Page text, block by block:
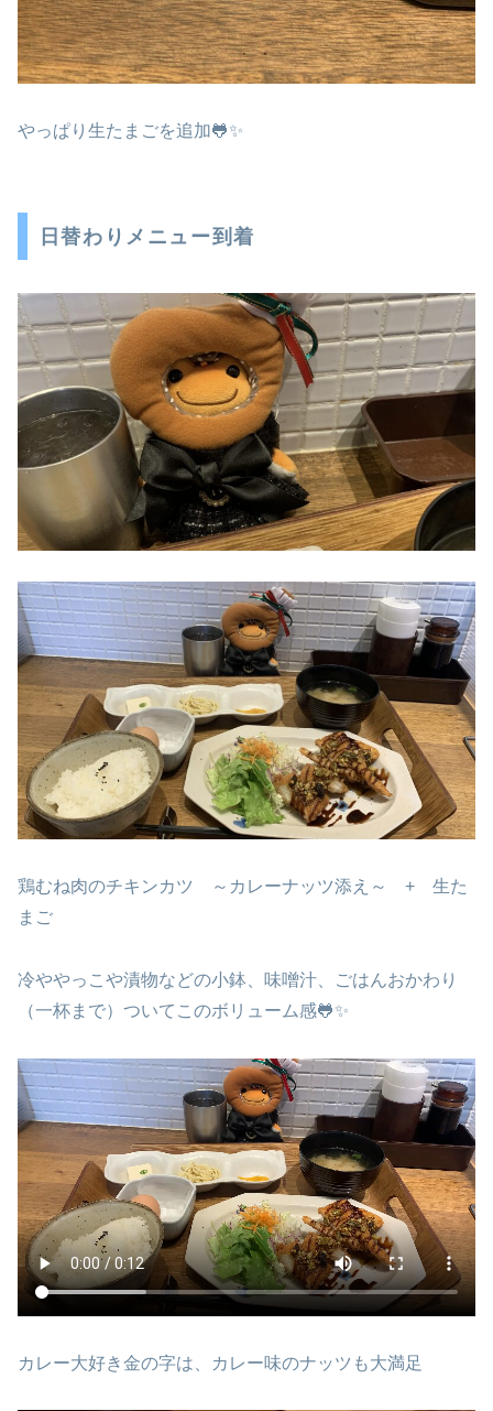
やっぱり生たまごを追加🐸✨
日替わりメニュー到着
鶏むね肉のチキンカツ ～カレーナッツ添え～ + 生た
まご
冷ややっこや漬物などの小鉢、味噌汁、ごはんおかわり
（一杯まで）ついてこのボリューム感🐸✨
カレー大好き金の字は、カレー味のナッツも大満足